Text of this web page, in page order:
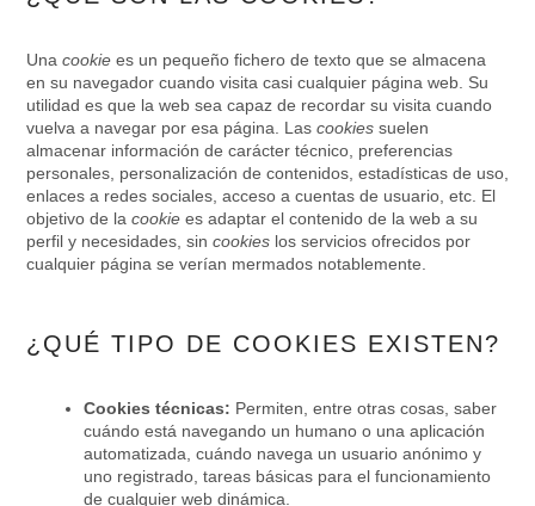
Una cookie es un pequeño fichero de texto que se almacena
en su navegador cuando visita casi cualquier página web. Su
utilidad es que la web sea capaz de recordar su visita cuando
vuelva a navegar por esa página. Las cookies suelen
almacenar información de carácter técnico, preferencias
personales, personalización de contenidos, estadísticas de uso,
enlaces a redes sociales, acceso a cuentas de usuario, etc. El
objetivo de la cookie es adaptar el contenido de la web a su
perfil y necesidades, sin cookies los servicios ofrecidos por
cualquier página se verían mermados notablemente.
¿QUÉ TIPO DE COOKIES EXISTEN?
Cookies técnicas: Permiten, entre otras cosas, saber
cuándo está navegando un humano o una aplicación
automatizada, cuándo navega un usuario anónimo y
uno registrado, tareas básicas para el funcionamiento
de cualquier web dinámica.